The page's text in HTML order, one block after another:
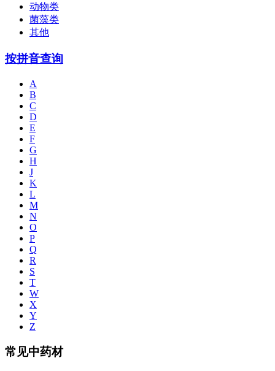
动物类
菌藻类
其他
按拼音查询
A
B
C
D
E
F
G
H
J
K
L
M
N
O
P
Q
R
S
T
W
X
Y
Z
常见中药材